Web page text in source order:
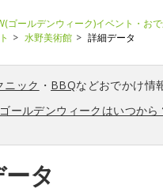
ゴールデンウィーク)イベント・お
水野美術館 詳細データ
ニック ・ BBQなどおでかけ情
ールデンウィークはいつか
タ